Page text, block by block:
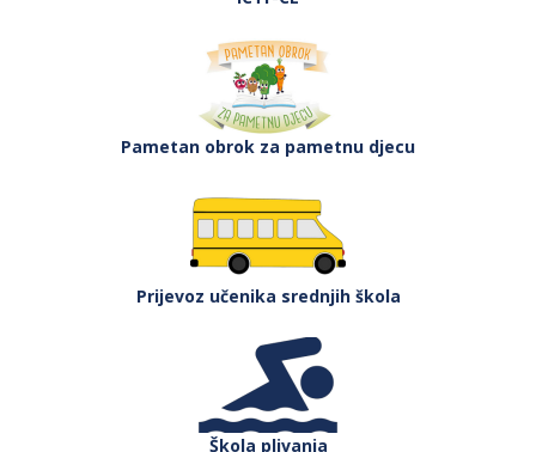
Pametan obrok za pametnu djecu
Prijevoz učenika srednjih škola
Škola plivanja